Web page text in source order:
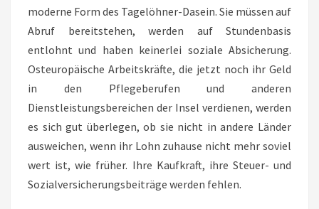
moderne Form des Tagelöhner-Dasein. Sie müssen auf
Abruf bereitstehen, werden auf Stundenbasis
entlohnt und haben keinerlei soziale Absicherung.
Osteuropäische Arbeitskräfte, die jetzt noch ihr Geld
in den Pflegeberufen und anderen
Dienstleistungsbereichen der Insel verdienen, werden
es sich gut überlegen, ob sie nicht in andere Länder
ausweichen, wenn ihr Lohn zuhause nicht mehr soviel
wert ist, wie früher. Ihre Kaufkraft, ihre Steuer- und
Sozialversicherungsbeiträge werden fehlen.